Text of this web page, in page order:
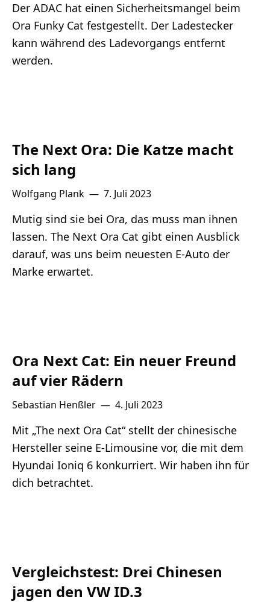
Der ADAC hat einen Sicherheitsmangel beim
Ora Funky Cat festgestellt. Der Ladestecker
kann während des Ladevorgangs entfernt
werden.
The Next Ora: Die Katze macht
sich lang
Wolfgang Plank — 7. Juli 2023
Mutig sind sie bei Ora, das muss man ihnen
lassen. The Next Ora Cat gibt einen Ausblick
darauf, was uns beim neuesten E-Auto der
Marke erwartet.
Ora Next Cat: Ein neuer Freund
auf vier Rädern
Sebastian Henßler — 4. Juli 2023
Mit „The next Ora Cat“ stellt der chinesische
Hersteller seine E-Limousine vor, die mit dem
Hyundai Ioniq 6 konkurriert. Wir haben ihn für
dich betrachtet.
Vergleichstest: Drei Chinesen
jagen den VW ID.3